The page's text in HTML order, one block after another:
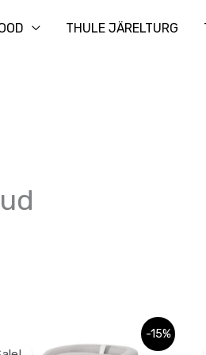
THULE JÄRELTURG
-15%
hind